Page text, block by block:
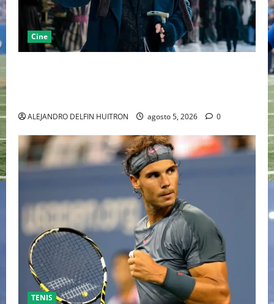
Cine
ALEJANDRO DELFIN HUITRON agosto 5, 2026 0
TENIS